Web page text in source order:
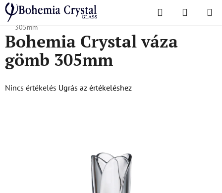
Ugrás
fő
tartalomhoz
Keresés KOSÁR
Kezdőlap
/ Népszerű kollekciók / Földgolyó
Bohemia Crystal váza gömb
305mm
Bohemia Crystal váza
gömb 305mm
A
Nincs értékelés Ugrás az értékeléshez